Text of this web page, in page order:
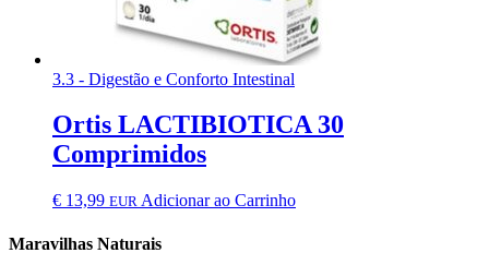
3.3 - Digestão e Conforto Intestinal
Ortis LACTIBIOTICA 30
Comprimidos
€ 13,99 EUR Adicionar ao Carrinho
Maravilhas Naturais